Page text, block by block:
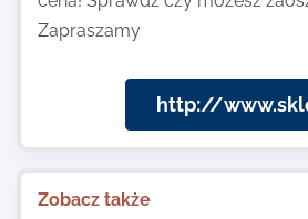
Zapraszamy
http://
Zobacz także